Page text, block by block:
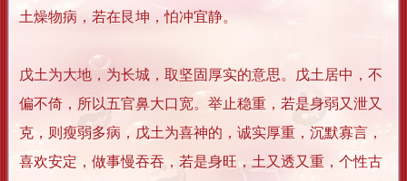
土燥物病，若在艮坤，怕冲宜静。
戊土为大地，为长城，取坚固厚实的意思。戊土居中，不
偏不倚，所以五官鼻大口宽。举止稳重，若是身弱又泄又
克，则瘦弱多病，戊土为喜神的，诚实厚重，沉默寡言，
喜欢安定，做事慢吞吞，若是身旺，土又透又重，个性古